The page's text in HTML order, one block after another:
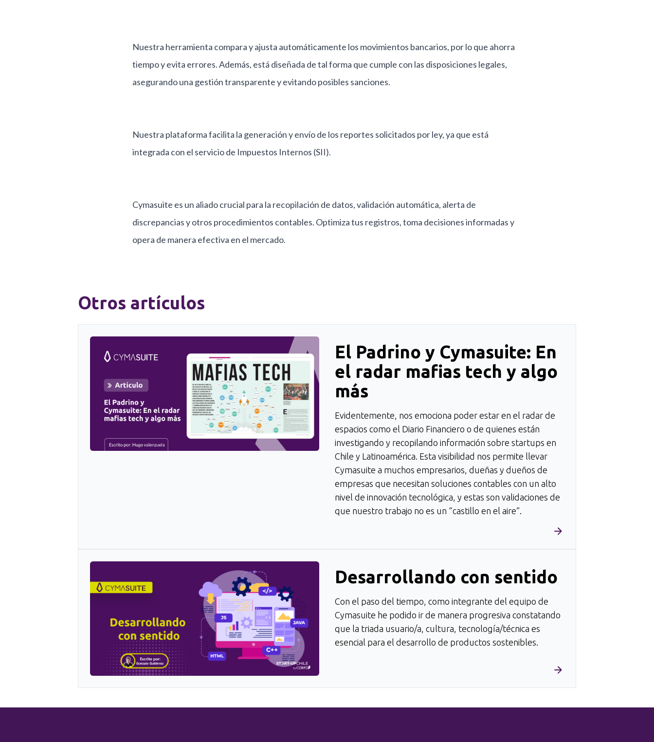
Nuestra herramienta compara y ajusta automáticamente los movimientos bancarios, por lo que ahorra
tiempo y evita errores. Además, está diseñada de tal forma que cumple con las disposiciones legales,
asegurando una gestión transparente y evitando posibles sanciones.
Nuestra plataforma facilita la generación y envío de los reportes solicitados por ley, ya que está
integrada con el servicio de Impuestos Internos (SII).
Cymasuite es un aliado crucial para la recopilación de datos, validación automática, alerta de
discrepancias y otros procedimientos contables. Optimiza tus registros, toma decisiones informadas y
opera de manera efectiva en el mercado.
Otros artículos
El Padrino y Cymasuite: En
el radar mafias tech y algo
más
Evidentemente, nos emociona poder estar en el radar de
espacios como el Diario Financiero o de quienes están
investigando y recopilando información sobre startups en
Chile y Latinoamérica. Esta visibilidad nos permite llevar
Cymasuite a muchos empresarios, dueñas y dueños de
empresas que necesitan soluciones contables con un alto
nivel de innovación tecnológica, y estas son validaciones de
que nuestro trabajo no es un “castillo en el aire”.
Desarrollando con sentido
Con el paso del tiempo, como integrante del equipo de
Cymasuite he podido ir de manera progresiva constatando
que la triada usuario/a, cultura, tecnología/técnica es
esencial para el desarrollo de productos sostenibles.